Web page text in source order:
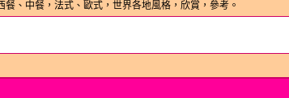
餐、中餐，法式、歐式，世界各地風格，欣賞，參考。